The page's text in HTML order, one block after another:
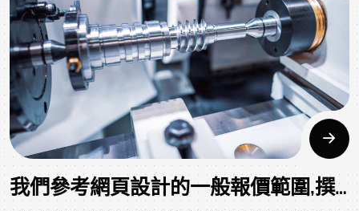
我們參考網頁設計的一般報價範圍,撰寫了一篇以「製造業網頁設計報價」為主題,同時包含了報價範圍的表格,內容如下